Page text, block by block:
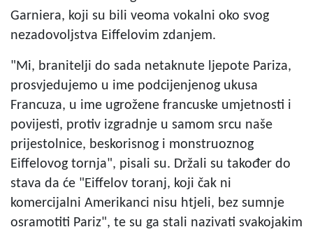
Garniera, koji su bili veoma vokalni oko svog
nezadovoljstva Eiffelovim zdanjem.
"Mi, branitelji do sada netaknute ljepote Pariza,
prosvjedujemo u ime podcijenjenog ukusa
Francuza, u ime ugrožene francuske umjetnosti i
povijesti, protiv izgradnje u samom srcu naše
prijestolnice, beskorisnog i monstruoznog
Eiffelovog tornja", pisali su. Držali su također do
stava da će "Eiffelov toranj, koji čak ni
komercijalni Amerikanci nisu htjeli, bez sumnje
osramotiti Pariz", te su ga stali nazivati svakojakim